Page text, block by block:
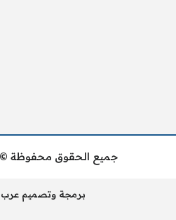
جميع الحقوق محفوظة ©
برمجة وتصميم